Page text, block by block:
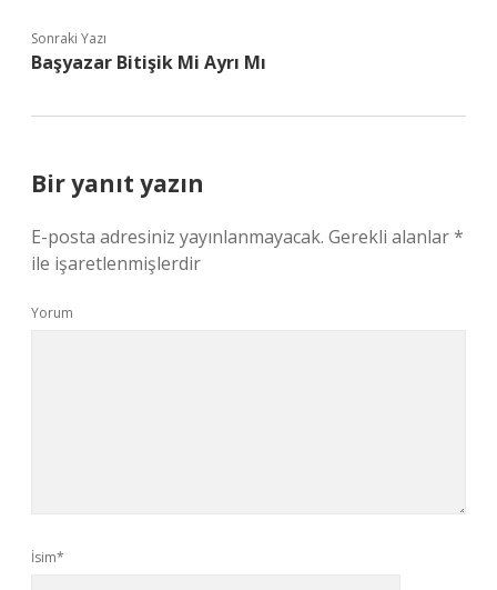
Sonraki Yazı
Başyazar Bitişik Mi Ayrı Mı
Bir yanıt yazın
E-posta adresiniz yayınlanmayacak. Gerekli alanlar*
ile işaretlenmişlerdir
Yorum
İsim*